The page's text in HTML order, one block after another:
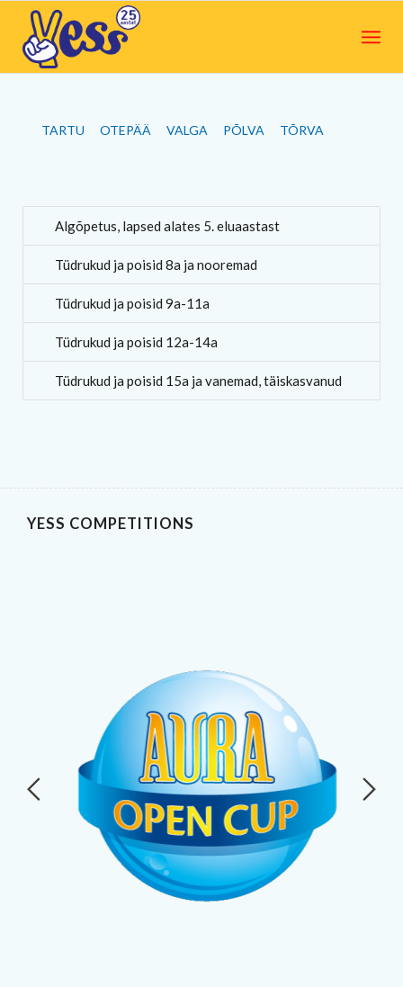
TARTU OTEPÄÄ VALGA PÕLVA TÕRVA
Algõpetus, lapsed alates 5. eluaastast
Tüdrukud ja poisid 8a ja nooremad
Tüdrukud ja poisid 9a-11a
Tüdrukud ja poisid 12a-14a
Tüdrukud ja poisid 15a ja vanemad, täiskasvanud
YESS COMPETITIONS